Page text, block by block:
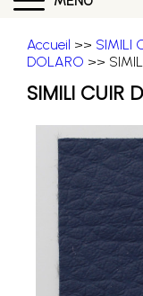
Accueil >> SIMILI
DOLARO >>
SIMILI CUIR